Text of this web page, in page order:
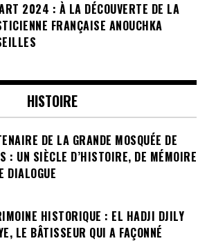
2024 : À LA DÉCOUVERTE DE LA
FRANÇAISE ANOUCHKA
HISTOIRE
DE LA GRANDE MOSQUÉE DE
: UN SIÈCLE D’HISTOIRE, DE MÉMOIRE
DIALOGUE
HISTORIQUE : EL HADJI DJILY
LE BÂTISSEUR QUI A FAÇONNÉ